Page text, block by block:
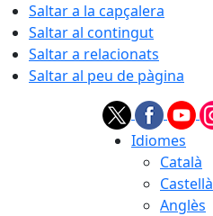
Saltar a la capçalera
Saltar al contingut
Saltar a relacionats
Saltar al peu de pàgina
Idiomes
Català
Castellà
Anglès